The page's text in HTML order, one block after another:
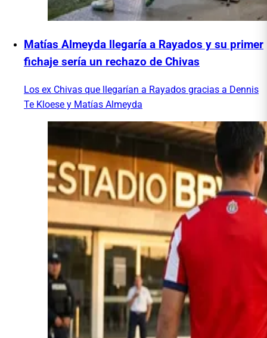
Matías Almeyda llegaría a Rayados y su primer
fichaje sería un rechazo de Chivas
Los ex Chivas que llegarían a Rayados gracias a Dennis
Te Kloese y Matías Almeyda